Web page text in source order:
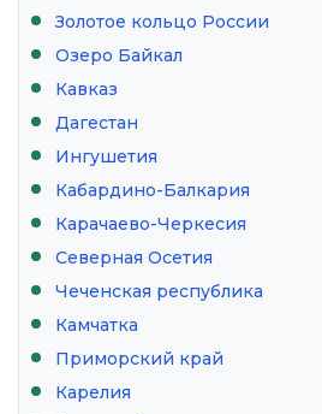
Золотое кольцо России
Озеро Байкал
Кавказ
Дагестан
Ингушетия
Кабардино-Балкария
Карачаево-Черкесия
Северная Осетия
Чеченская республика
Камчатка
Приморский край
Карелия